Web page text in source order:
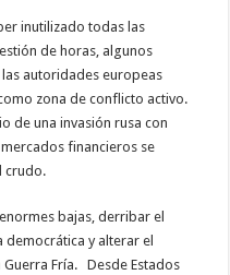
inutilizado todas las
de horas, algunos
autoridades europeas
zona de conflicto activo.
de una invasión rusa con
financieros se
crudo.
bajas, derribar el
y alterar el
Fría. Desde Estados